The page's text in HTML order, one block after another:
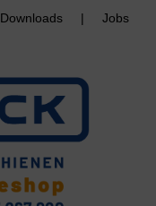
Downloads | Jobs